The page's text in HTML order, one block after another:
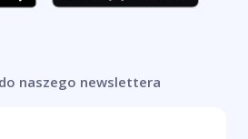
naszego newslettera